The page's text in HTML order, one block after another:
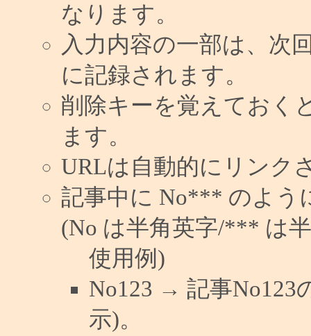
なります。
入力内容の一部は、次
に記録されます。
削除キーを覚えておく
ます。
URLは自動的にリンク
記事中に No*** のよう
(No は半角英字/*** は
使用例)
No123 → 記事No123
示)。